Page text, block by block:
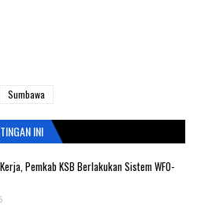
Sumbawa
INI
Pemkab KSB Berlakukan Sistem WFO-